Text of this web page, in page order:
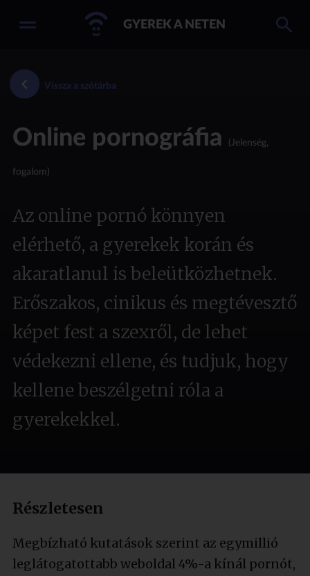
GYEREK A NETEN
Vissza a szótárba
Online pornográfia (Jelenség,
fogalom)
Az online pornó könnyen
elérhető, a gyerekek korán és
akaratlanul is beleütközhetnek.
Erőszakos, cinikus és megtévesztő
képet fest a szexről, de lehet
védekezni ellene, és tudjuk, hogy
kellene beszélgetni róla a
gyerekekkel.
Részletesen
Megbízható kutatások szerint az egymillió
leglátogatottabb weboldal 4%-a kínál pornót,